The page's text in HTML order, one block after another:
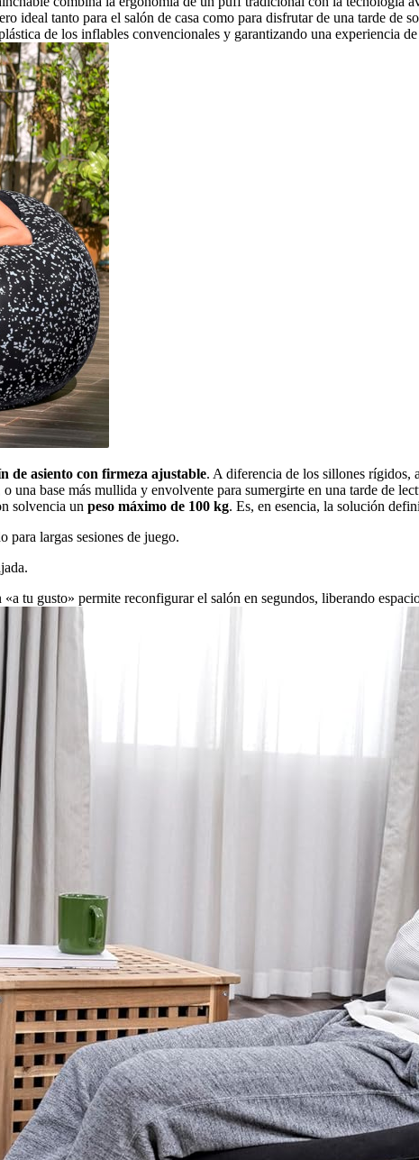
ideal tanto para el salón de casa como para disfrutar de una tarde de
de los inflables convencionales y garantizando una experiencia
de asiento con firmeza ajustable. A diferencia de los sillones rígidos,
una base más mullida y envolvente para sumergirte en una tarde de
solvencia un peso máximo de 100 kg. Es, en esencia, la solución
para largas sesiones de juego.
tu gusto» permite reconfigurar el salón en segundos, liberando